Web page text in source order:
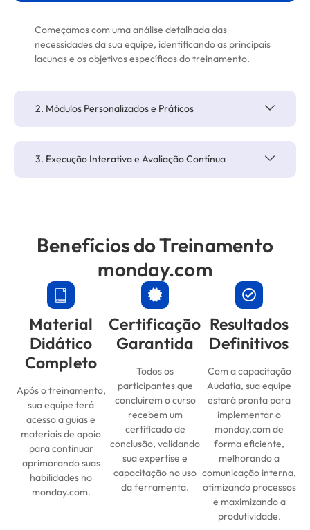
Começamos com uma análise detalhada das
necessidades da sua equipe, identificando as principais
lacunas e os objetivos específicos do treinamento.
2. Módulos Personalizados e Práticos
3. Execução Interativa e Avaliação Contínua
Benefícios do Treinamento
monday.com
Material
Didático
Completo
Após o treinamento,
sua equipe terá
acesso a guias e
materiais de apoio
para continuar
aprimorando suas
habilidades no
monday.com.
Certificação
Garantida
Todos os
participantes que
concluírem o curso
recebem um
certificado de
conclusão, validando
sua expertise e
capacitação no uso
da ferramenta.
Resultados
Definitivos
Com a capacitação
Audatia, sua equipe
estará pronta para
implementar o
monday.com de
forma eficiente,
melhorando a
comunicação interna,
otimizando processos
e maximizando a
produtividade.